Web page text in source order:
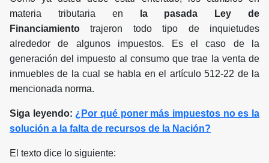
materia tributaria en la pasada Ley de
Financiamiento trajeron todo tipo de inquietudes
alrededor de algunos impuestos. Es el caso de la
generación del impuesto al consumo que trae la venta de
inmuebles de la cual se habla en el artículo 512-22 de la
mencionada norma.
Siga leyendo: ¿Por qué poner más impuestos no es la
solución a la falta de recursos de la Nación?
El texto dice lo siguiente: